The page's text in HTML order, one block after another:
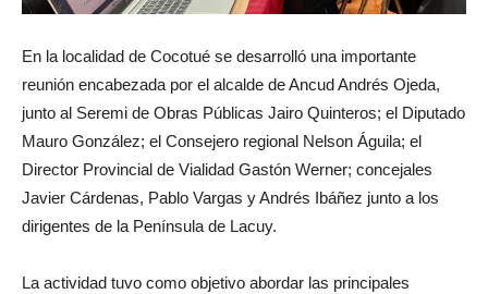
En la localidad de Cocotué se desarrolló una importante
reunión encabezada por el alcalde de Ancud Andrés Ojeda,
junto al Seremi de Obras Públicas Jairo Quinteros; el Diputado
Mauro González; el Consejero regional Nelson Águila; el
Director Provincial de Vialidad Gastón Werner; concejales
Javier Cárdenas, Pablo Vargas y Andrés Ibáñez junto a los
dirigentes de la Península de Lacuy.
La actividad tuvo como objetivo abordar las principales